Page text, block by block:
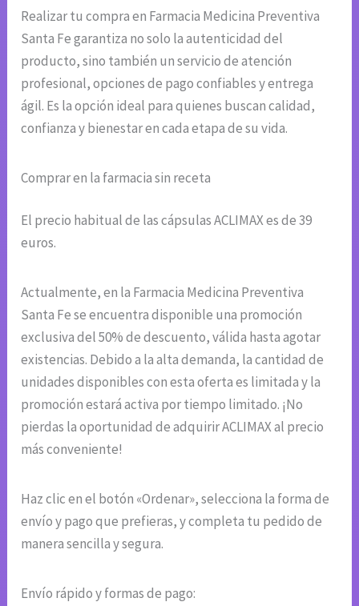
Realizar tu compra en Farmacia Medicina Preventiva
Santa Fe garantiza no solo la autenticidad del
producto, sino también un servicio de atención
profesional, opciones de pago confiables y entrega
ágil. Es la opción ideal para quienes buscan calidad,
confianza y bienestar en cada etapa de su vida.
Comprar en la farmacia sin receta
El precio habitual de las cápsulas ACLIMAX es de 39
euros.
Actualmente, en la Farmacia Medicina Preventiva
Santa Fe se encuentra disponible una promoción
exclusiva del 50% de descuento, válida hasta agotar
existencias. Debido a la alta demanda, la cantidad de
unidades disponibles con esta oferta es limitada y la
promoción estará activa por tiempo limitado. ¡No
pierdas la oportunidad de adquirir ACLIMAX al precio
más conveniente!
Haz clic en el botón «Ordenar», selecciona la forma de
envío y pago que prefieras, y completa tu pedido de
manera sencilla y segura.
Envío rápido y formas de pago: